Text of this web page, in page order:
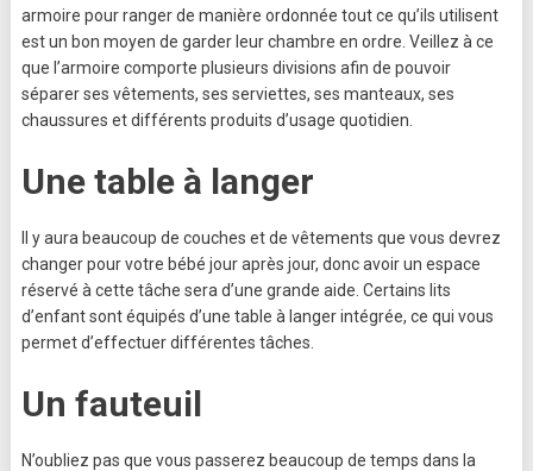
armoire pour ranger de manière ordonnée tout ce qu’ils utilisent
est un bon moyen de garder leur chambre en ordre. Veillez à ce
que l’armoire comporte plusieurs divisions afin de pouvoir
séparer ses vêtements, ses serviettes, ses manteaux, ses
chaussures et différents produits d’usage quotidien.
Une table à langer
Il y aura beaucoup de couches et de vêtements que vous devrez
changer pour votre bébé jour après jour, donc avoir un espace
réservé à cette tâche sera d’une grande aide. Certains lits
d’enfant sont équipés d’une table à langer intégrée, ce qui vous
permet d’effectuer différentes tâches.
Un fauteuil
N’oubliez pas que vous passerez beaucoup de temps dans la